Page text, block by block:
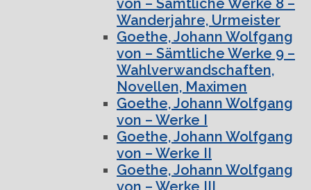
Wanderjahre, Urmeister
Goethe, Johann Wolfgang
von – Sämtliche Werke 9 –
Wahlverwandschaften,
Novellen, Maximen
Goethe, Johann Wolfgang
von – Werke I
Goethe, Johann Wolfgang
von – Werke II
Goethe, Johann Wolfgang
von – Werke III